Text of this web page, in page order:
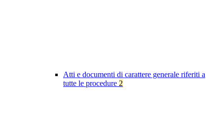
Atti e documenti di carattere generale riferiti a
tutte le procedure 2